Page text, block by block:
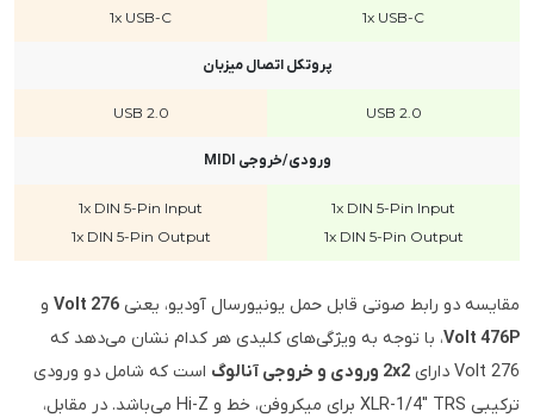
1x USB-C
1x USB-C
پروتکل اتصال میزبان
USB 2.0
USB 2.0
ورودی/خروجی MIDI
1x DIN 5-Pin Input
1x DIN 5-Pin Output
1x DIN 5-Pin Input
1x DIN 5-Pin Output
مقایسه دو رابط صوتی قابل حمل یونیورسال آودیو، یعنی Volt 276 و
Volt 476P، با توجه به ویژگی‌های کلیدی هر کدام نشان می‌دهد که
Volt 276 دارای
2x2 ورودی و خروجی آنالوگ
است که شامل دو ورودی
ترکیبی XLR-1/4" TRS برای میکروفن، خط و Hi-Z می‌باشد. در مقابل،